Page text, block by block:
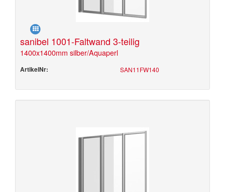
sanibel 1001-Faltwand 3-teilig
1400x1400mm silber/Aquaperl
ArtikelNr: SAN11FW140